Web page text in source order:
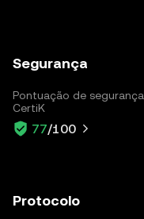
Segurança
Pontuação de segurança
CertiK
77/100
Protocolo